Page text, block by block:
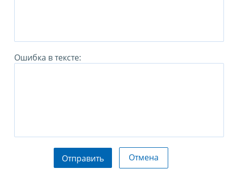
Ошибка в тексте:
Отправить Отмена